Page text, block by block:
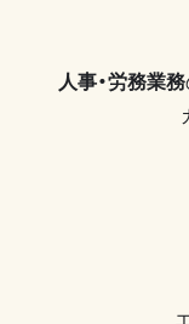
人事・労務業務